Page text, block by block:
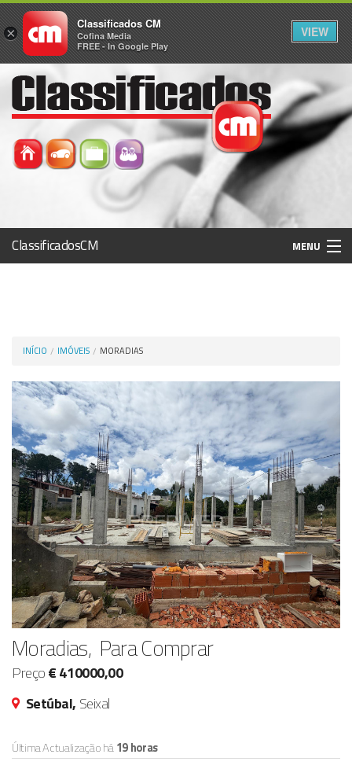
ClassificadosCM MENU
INÍCIO IMÓVEIS MORADIAS
Moradias, Para Comprar
Preço€ 410000,00
Setúbal, Seixal
Última Actualização há19 horas
×
Classificados CM
Cofina Media
FREE - In Google Play
VIEW